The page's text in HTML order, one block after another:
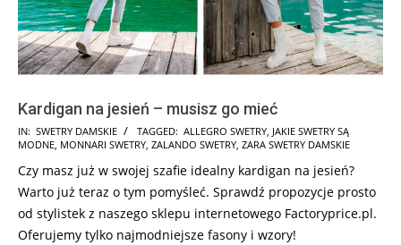
Kardigan na jesień – musisz go mieć
2025-
08-
05
IN: SWETRY DAMSKIE TAGGED: ALLEGRO SWETRY, JAKIE SWETRY SĄ
MODNE, MONNARI SWETRY, ZALANDO SWETRY, ZARA SWETRY DAMSKIE
Czy masz już w swojej szafie idealny kardigan na jesień?
Warto już teraz o tym pomyśleć. Sprawdź propozycje prosto
od stylistek z naszego sklepu internetowego Factoryprice.pl.
Oferujemy tylko najmodniejsze fasony i wzory!